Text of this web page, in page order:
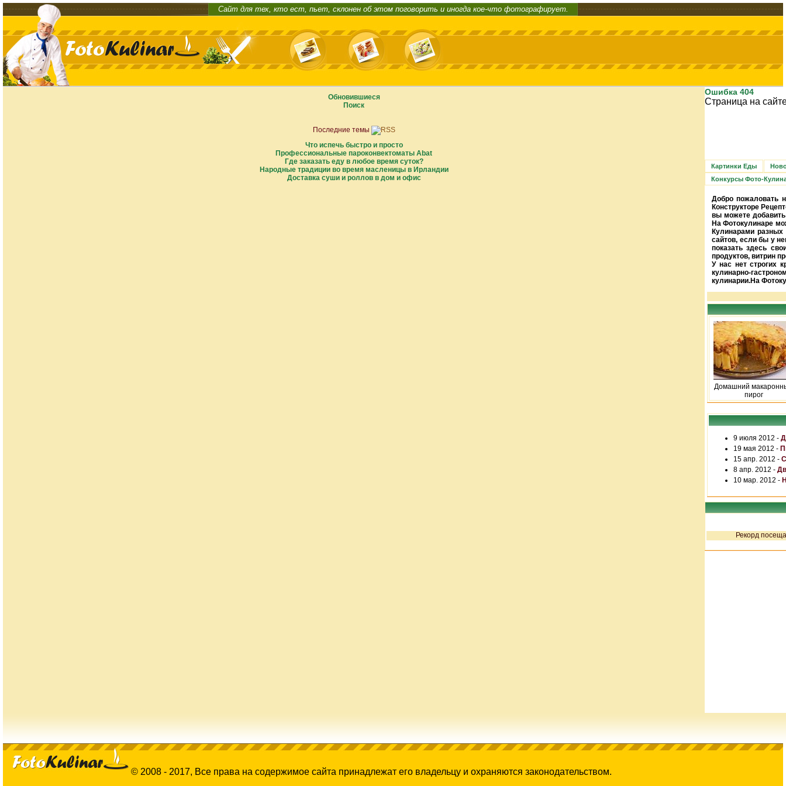
Сайт для тех, кто ест, пьет, склонен об этом поговорить и иногда кое-что фотографирует.
Обновившиеся
Поиск
Последние темы
Что испечь быстро и просто
Профессиональные пароконвектоматы Abat
Где заказать еду в любое время суток?
Народные традиции во время масленицы в Ирландии
Доставка суши и роллов в дом и офис
Ошибка 404
Страница на
Картинки Еды
Конкурсы Фото-
Добро пожаловать
Конструкторе
вы можете
На Фотокулинаре
Кулинарами
сайтов, если бы у
показать здесь
продуктов, витрин
У нас нет строгих
кулинарно-
кулинарии.На
Домашний
пирог
9 июля 2012 -
19 мая 2012 -
15 апр. 2012 -
8 апр. 2012 -
10 мар. 2012 -
Рекорд
© 2008 - 2017, Все права на содержимое сайта принадлежат его владельцу и охраняются законодательством.